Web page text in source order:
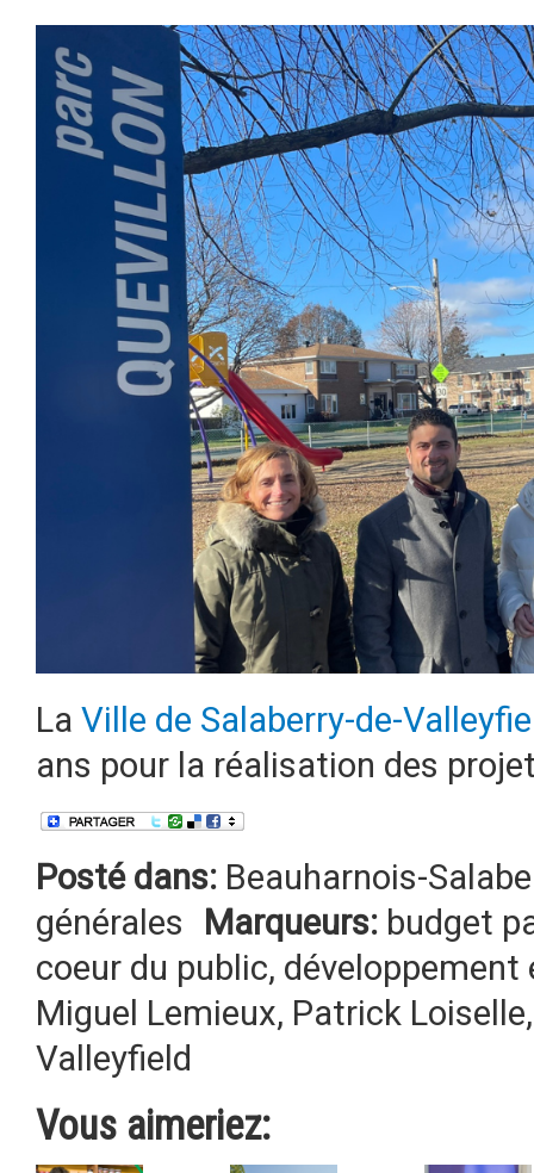
La Ville de Salaberry-de-
ans pour la réalisation des
Posté dans: Beauharnois-
générales
Marqueurs: budget
coeur du public, développement
Miguel Lemieux, Patrick Loiselle
Valleyfield
Vous aimeriez: